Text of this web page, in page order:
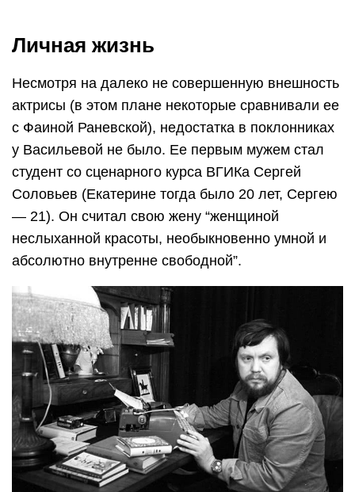
Личная жизнь
Несмотря на далеко не совершенную внешность
актрисы (в этом плане некоторые сравнивали ее
с Фаиной Раневской), недостатка в поклонниках
у Васильевой не было. Ее первым мужем стал
студент со сценарного курса ВГИКа Сергей
Соловьев (Екатерине тогда было 20 лет, Сергею
— 21). Он считал свою жену “женщиной
неслыханной красоты, необыкновенно умной и
абсолютно внутренне свободной”.